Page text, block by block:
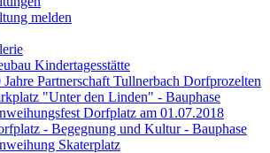
melden
Kindertagesstätte
Jahre Partnerschaft Tullnerbach Dorfprozelten
"Unter den Linden" - Bauphase
Dorfplatz am 01.07.2018
- Begegnung und Kultur - Bauphase
Skaterplatz